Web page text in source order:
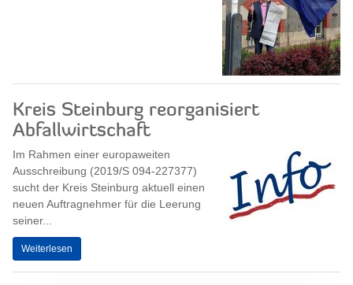
Kreis Steinburg reorganisiert
Abfallwirtschaft
Im Rahmen einer europaweiten
Ausschreibung (2019/S 094-227377)
sucht der Kreis Steinburg aktuell einen
neuen Auftragnehmer für die Leerung
seiner...
Weiterlesen